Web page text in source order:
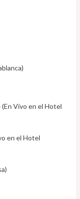
Vivo en el Hotel
en el Hotel